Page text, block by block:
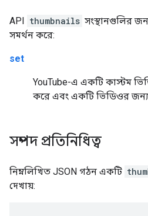
API thumbnails সংস্থানগুলির
সমর্থন করে:
set
YouTube-এ একটি কাস্টম
করে এবং একটি ভিডিওর
সম্পদ প্রতিনিধিত্ব
নিম্নলিখিত JSON গঠন একটি
দেখায়: